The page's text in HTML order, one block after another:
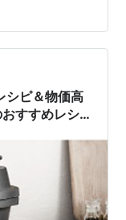
次 夏バテの
シピ＆物価高
すすめレシ